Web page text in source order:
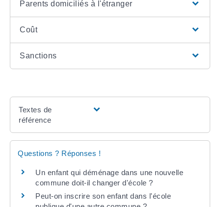
Parents domiciliés à l'étranger
Coût
Sanctions
Textes de
référence
Questions ? Réponses !
Un enfant qui déménage dans une nouvelle
commune doit-il changer d'école ?
Peut-on inscrire son enfant dans l'école